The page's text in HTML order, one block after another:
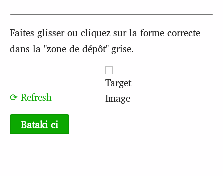
Faites glisser ou cliquez sur la forme correcte
dans la "zone de dépôt" grise.
⟳ Refresh